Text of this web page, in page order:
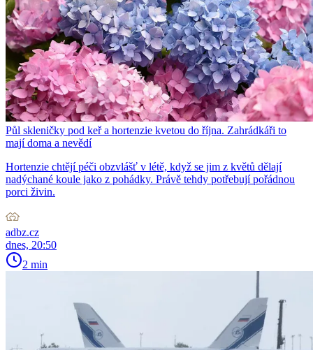
Půl skleničky pod keř a hortenzie kvetou do října. Zahrádkáři to
mají doma a nevědí
Hortenzie chtějí péči obzvlášť v létě, když se jim z květů dělají
nadýchané koule jako z pohádky. Právě tehdy potřebují pořádnou
porci živin.
adbz.cz
dnes, 20:50
2 min